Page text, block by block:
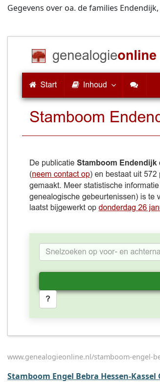
Gegevens over oa. de families
www.genealogieonline.nl/stamboom-engel-
Stamboom Engel Bebra Hessen-Kassel